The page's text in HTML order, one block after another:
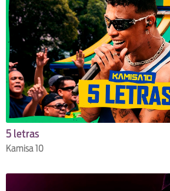
5 letras
Kamisa 10